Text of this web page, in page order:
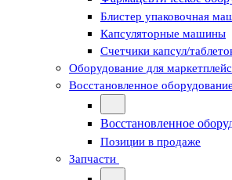
Блистер упаковочная
Капсуляторные машины
Счетчики капсул/
Оборудование для
Восстановленное оборудование
Восстановленное
Позиции в продаже
Запчасти